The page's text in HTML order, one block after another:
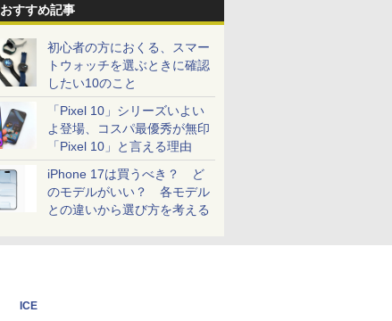
おすすめ記事
初心者の方におくる、スマー
トウォッチを選ぶときに確認
したい10のこと
「Pixel 10」シリーズいよい
よ登場、コスパ最優秀が無印
「Pixel 10」と言える理由
iPhone 17は買うべき？ ど
のモデルがいい？ 各モデル
との違いから選び方を考える
ICE